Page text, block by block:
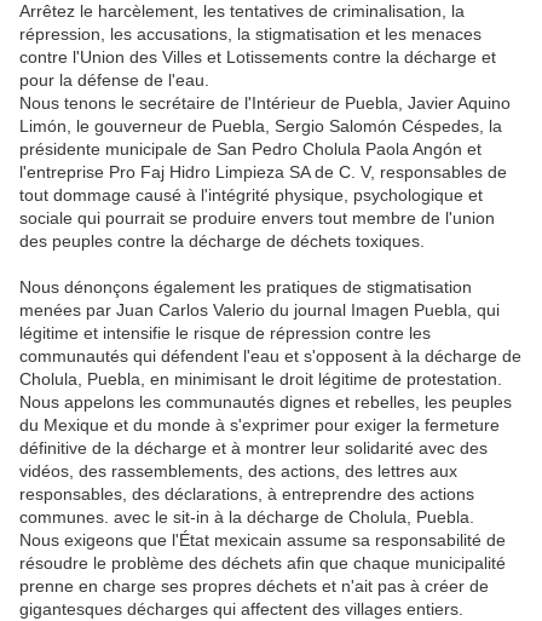
Arrêtez le harcèlement, les tentatives de criminalisation, la
répression, les accusations, la stigmatisation et les menaces
contre l'Union des Villes et Lotissements contre la décharge et
pour la défense de l'eau.
Nous tenons le secrétaire de l'Intérieur de Puebla, Javier Aquino
Limón, le gouverneur de Puebla, Sergio Salomón Céspedes, la
présidente municipale de San Pedro Cholula Paola Angón et
l'entreprise Pro Faj Hidro Limpieza SA de C. V, responsables de
tout dommage causé à l'intégrité physique, psychologique et
sociale qui pourrait se produire envers tout membre de l'union
des peuples contre la décharge de déchets toxiques.
Nous dénonçons également les pratiques de stigmatisation
menées par Juan Carlos Valerio du journal Imagen Puebla, qui
légitime et intensifie le risque de répression contre les
communautés qui défendent l'eau et s'opposent à la décharge de
Cholula, Puebla, en minimisant le droit légitime de protestation.
Nous appelons les communautés dignes et rebelles, les peuples
du Mexique et du monde à s'exprimer pour exiger la fermeture
définitive de la décharge et à montrer leur solidarité avec des
vidéos, des rassemblements, des actions, des lettres aux
responsables, des déclarations, à entreprendre des actions
communes. avec le sit-in à la décharge de Cholula, Puebla.
Nous exigeons que l'État mexicain assume sa responsabilité de
résoudre le problème des déchets afin que chaque municipalité
prenne en charge ses propres déchets et n'ait pas à créer de
gigantesques décharges qui affectent des villages entiers.